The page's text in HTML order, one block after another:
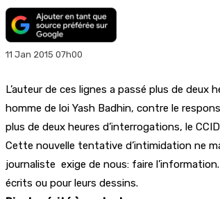
11 Jan 2015 07h00
L’auteur de ces lignes a passé plus de deux
homme de loi Yash Badhin, contre le
plus de deux heures d’interrogations, le
Cette nouvelle tentative d’intimidation ne
journaliste exige de nous: faire
écrits ou pour leurs dessins.